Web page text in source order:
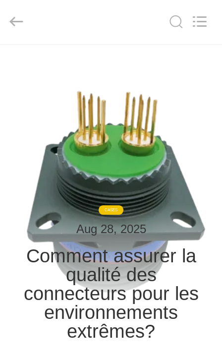
PROPOS
NOUS
VISITE
L'USINE
CONTRÔLE
HOLDING
LIMITED.
CASES
Aug 28, 2025
Comment assurer la
qualité des
connecteurs pour les
environnements
extrêmes?